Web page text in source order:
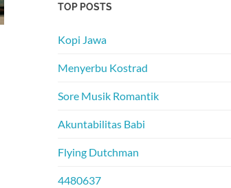
TOP POSTS
Kopi Jawa
Menyerbu Kostrad
Sore Musik Romantik
Akuntabilitas Babi
Flying Dutchman
4480637